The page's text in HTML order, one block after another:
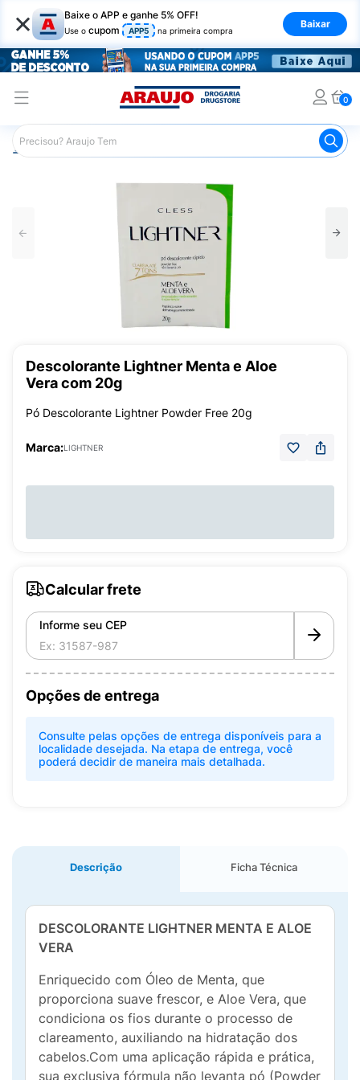
× Baixe o APP e ganhe 5% OFF!
Use o cupom APP5 na primeira compra
Baixar
0
Araujo Cabelo Descolorantes
Descolorante Lightner Menta e Aloe
Vera com 20g
Pó Descolorante Lightner Powder Free 20g
Marca:LIGHTNER
Calcular frete
Informe seu CEP
Opções de entrega
Consulte pelas opções de entrega disponíveis para a
localidade desejada. Na etapa de entrega, você
poderá decidir de maneira mais detalhada.
Descrição Ficha Técnica
DESCOLORANTE LIGHTNER MENTA E ALOE
VERA
Enriquecido com Óleo de Menta, que
proporciona suave frescor, e Aloe Vera, que
condiciona os fios durante o processo de
clareamento, auxiliando na hidratação dos
cabelos.Com uma aplicação rápida e prática,
sua exclusiva fórmula não levanta pó (Powder